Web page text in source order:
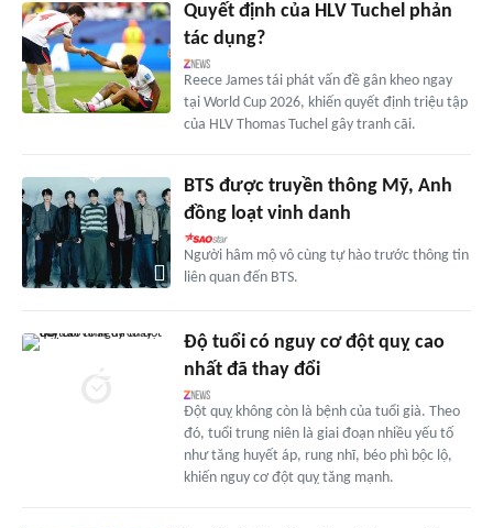
Quyết định của HLV Tuchel phản
tác dụng?
Reece James tái phát vấn đề gân kheo ngay
tại World Cup 2026, khiến quyết định triệu tập
của HLV Thomas Tuchel gây tranh cãi.
BTS được truyền thông Mỹ, Anh
đồng loạt vinh danh
Người hâm mộ vô cùng tự hào trước thông tin
liên quan đến BTS.
Độ tuổi có nguy cơ đột quỵ cao
nhất đã thay đổi
Đột quỵ không còn là bệnh của tuổi già. Theo
đó, tuổi trung niên là giai đoạn nhiều yếu tố
như tăng huyết áp, rung nhĩ, béo phì bộc lộ,
khiến nguy cơ đột quỵ tăng mạnh.